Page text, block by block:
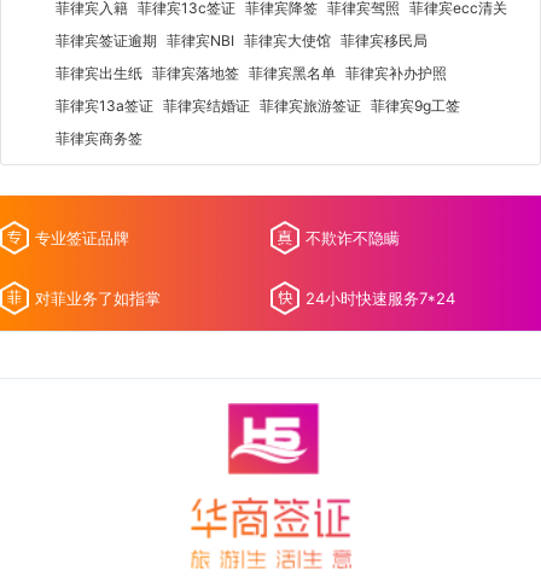
菲律宾入籍 菲律宾13c签证 菲律宾降签 菲律宾驾照 菲律宾ecc清关
菲律宾签证逾期 菲律宾NBI 菲律宾大使馆 菲律宾移民局
菲律宾出生纸 菲律宾落地签 菲律宾黑名单 菲律宾补办护照
菲律宾13a签证 菲律宾结婚证 菲律宾旅游签证 菲律宾9g工签
菲律宾商务签
专业签证品牌 不欺诈不隐瞒
对菲业务了如指掌 24小时快速服务7*24